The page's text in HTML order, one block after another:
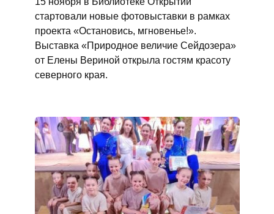
стартовали новые фотовыставки в рамках
проекта «Остановись, мгновенье!».
Выставка «Природное величие Сейдозера»
от Елены Вериной открыла гостям красоту
северного края.